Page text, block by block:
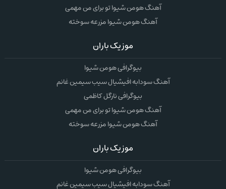
آهنگ هومن شیوا تو برای من مهمی
آهنگ هومن شیوا مزرعه سوخته
موزیک باران
بیوگرافی هومن شیوا
آهنگ سودابه افیشیال سیب سیمین غانم
بیوگرافی نارگل کاظمی
آهنگ هومن شیوا تو برای من مهمی
آهنگ هومن شیوا مزرعه سوخته
موزیک باران
بیوگرافی هومن شیوا
آهنگ سودابه افیشیال سیب سیمین غانم